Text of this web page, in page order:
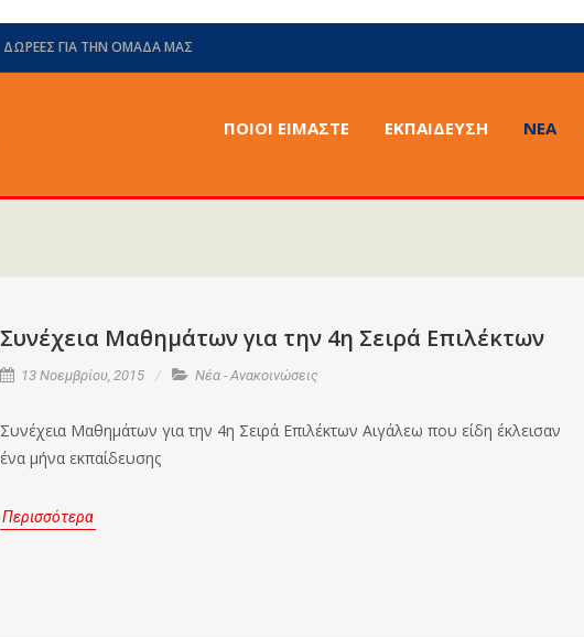
ΔΩΡΕΈΣ ΓΙΑ ΤΗΝ ΟΜΆΔΑ ΜΑΣ
ΠΟΙΟΙ ΕΙΜΑΣΤΕ ΕΚΠΑΙΔΕΥΣΗ ΝΈΑ
Συνέχεια Μαθημάτων για την 4η Σειρά Επιλέκτων
13 Νοεμβρίου, 2015 Νέα - Ανακοινώσεις
Συνέχεια Μαθημάτων για την 4η Σειρά Επιλέκτων Αιγάλεω που είδη έκλεισαν
ένα μήνα εκπαίδευσης
Περισσότερα